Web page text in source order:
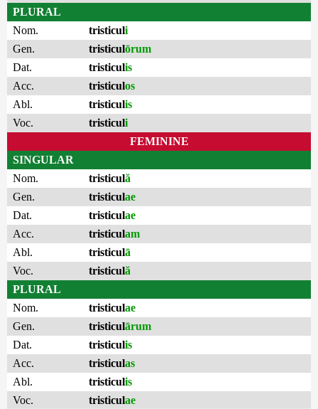
PLURAL
Nom.
tristiculi
Gen.
tristiculōrum
Dat.
tristiculis
Acc.
tristiculos
Abl.
tristiculis
Voc.
tristiculi
FEMININE
SINGULAR
Nom.
tristiculă
Gen.
tristiculae
Dat.
tristiculae
Acc.
tristiculam
Abl.
tristiculā
Voc.
tristiculă
PLURAL
Nom.
tristiculae
Gen.
tristiculārum
Dat.
tristiculis
Acc.
tristiculas
Abl.
tristiculis
Voc.
tristiculae